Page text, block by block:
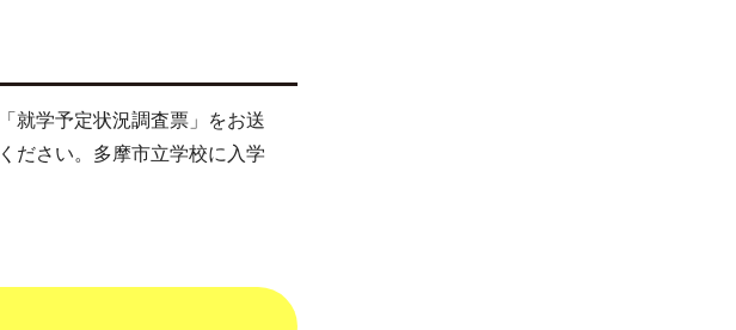
就学予定状況調査票」をお送
ださい。多摩市立学校に入学